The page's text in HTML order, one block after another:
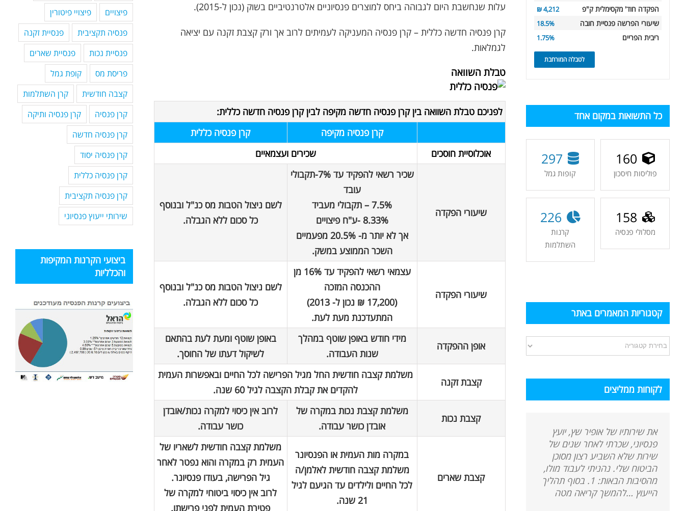
עלות שנחשבת היום לגבוהה ביחס למוצרים פנסיוניים אלטרנטיביים בשוק (נכון ל-2015).
קרן פנסיה חדשה כללית – קרן פנסיה המעניקה לעמיתים לרוב אך ורק קצבת זקנה עם יציאה
לגמלאות.
טבלת השוואה
לפניכם טבלת השוואה בין קרן פנסיה חדשה מקיפה לבין קרן פנסיה חדשה כללית:
קרן פנסיה מקיפה
קרן פנסיה כללית
אוכלוסיית חוסכים
שכירים ועצמאיים
שיעורי הפקדה
שכיר רשאי להפקיד עד 7%-תקבולי
עובד
7.5% – תקבולי מעביד
8.33% -ע"ח פיצויים
אך לא יותר מ- 20.5% מפעמיים
השכר הממוצע במשק.
לשם ניצול הטבות מס כנ"ל ובנוסף
כל סכום ללא הגבלה.
שיעורי הפקדה
עצמאי רשאי להפקיד עד 16% מן
ההכנסה המזכה
(17,200 ₪ נכון ל- 2013)
המתעדכנת מעת לעת.
לשם ניצול הטבות מס כנ"ל ובנוסף
כל סכום ללא הגבלה.
אופן ההפקדה
מידי חודש באופן שוטף במהלך
שנות העבודה.
באופן שוטף ומעת לעת בהתאם
לשיקול דעתו של החוסך.
קצבת זקנה
משלמת קצבה חודשית החל מגיל הפרישה לכל החיים ובאפשרות העמית
להקדים את קבלת הקצבה לגיל 60 שנה.
קצבת נכות
משלמת קצבת נכות במקרה של
אובדן כושר עבודה.
לרוב אין כיסוי למקרה נכות/אובדן
כושר עבודה.
קצבת שארים
במקרה מות העמית או הפנסיונר
משלמת קצבה חודשית לאלמן/ה
לכל החיים ולילדים עד הגיעם לגיל
21 שנה.
משלמת קצבה חודשית לשאריו של
העמית רק במקרה והוא נפטר לאחר
גיל הפרישה, בעודו פנסיונר.
לרוב אין כיסוי ביטוחי למקרה של
פטירת העמית לפני פרישתו.
פיצויים
פיצויי פיטורין
פנסיה תקציבית
פנסיית זקנה
פנסיית נכות
פנסיית שארים
פריסת מס
קופת גמל
קצבה חודשית
קרן השתלמות
קרן פנסיה
קרן פנסיה ותיקה
קרן פנסיה חדשה
קרן פנסיה יסוד
קרן פנסיה כללית
קרן פנסיה תקציבית
שירותי ייעוץ פנסיוני
ביצועי הקרנות המקיפות
והכלליות
הפקדה חוד' מקסימלית ק"פ 4,212 ₪
שיעורי הפרשה פנסיית חובה 18.5%
ריבית הפריים 1.75%
לטבלה המורחבת
כל התשואות במקום אחד
160
פוליסות חיסכון
158
מסלולי פנסיה
297
קופות גמל
226
קרנות
השתלמות
קטגוריות המאמרים באתר
קטגוריות
המאמרים
לקוחות ממליצים
את שירותיו של אופיר שץ, יועץ
פנסיוני, שכרתי לאחר שנים של
שירות שלא השביע רצון מסוכן
הביטוח שלי. נהניתי לעבוד מולו,
מהסיבות הבאות: 1. בסוף תהליך
הייעוץ …להמשך קריאה מטה